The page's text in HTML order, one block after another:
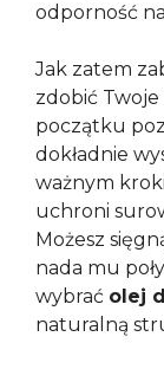
odporność
Jak zatem
zdobić Twoje
początku
dokładnie
ważnym
uchroni
Możesz
nada mu
wybrać olej
naturalną